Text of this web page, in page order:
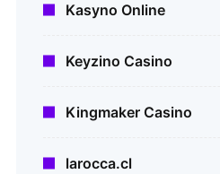
Kasyno Online
Keyzino Casino
Kingmaker Casino
larocca.cl